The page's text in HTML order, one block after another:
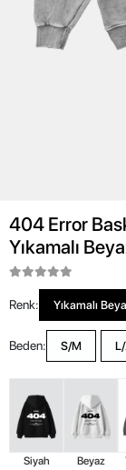
404 Error
Yıkamalı
Renk: Yıkamalı
Beden: S/M
Siyah Beyaz